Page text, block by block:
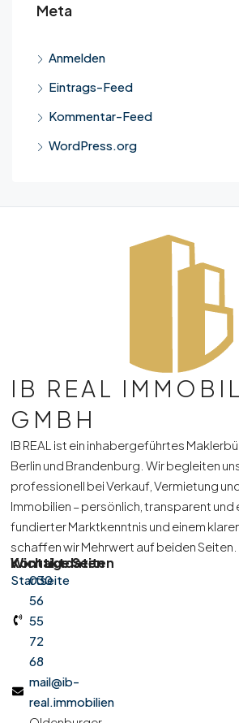
Meta
Anmelden
Eintrags-Feed
Kommentar-Feed
WordPress.org
IB REAL
GMBH
IB REAL ist ein inhabergeführtes
Berlin und Brandenburg. Wir begleiten
professionell bei Verkauf, Vermietung
Immobilien – persönlich, transparent
fundierter Marktkenntnis und einem
schaffen wir Mehrwert auf beiden Seiten.
Kontaktdaten
030
56
55
72
68
mail@ib-
real.immobilien
Wichtige Seiten
Startseite